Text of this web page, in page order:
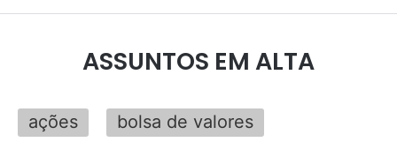
ASSUNTOS EM ALTA
ações
bolsa de valores